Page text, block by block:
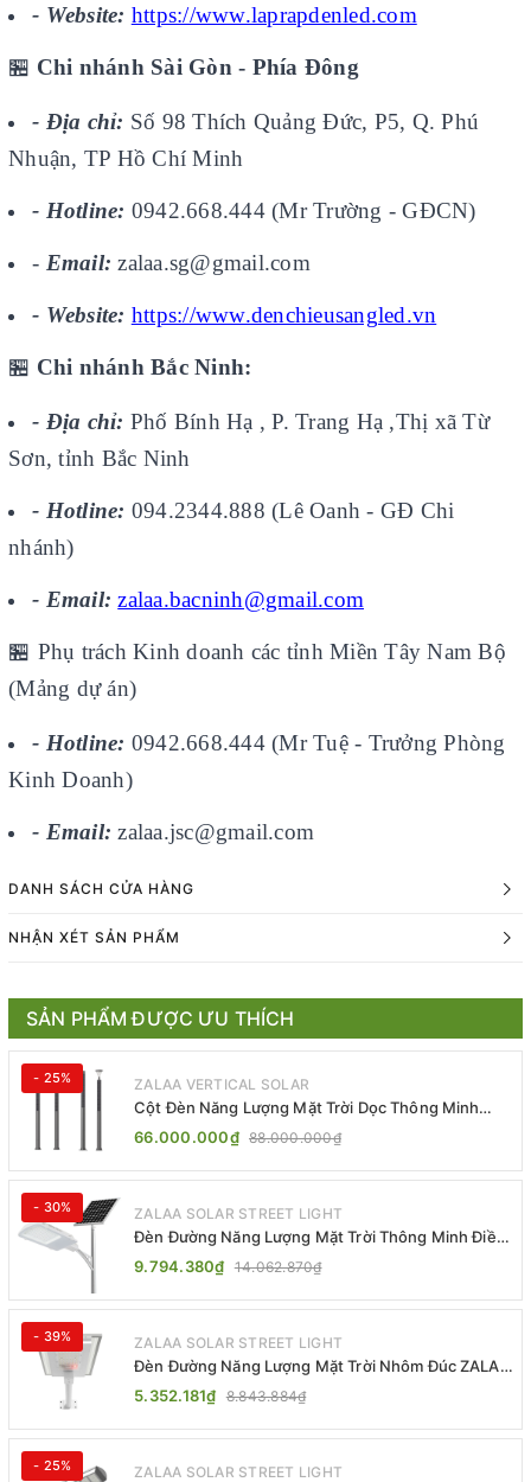
- Website: https://www.laprapdenled.com
🏪 Chi nhánh Sài Gòn - Phía Đông
- Địa chỉ: Số 98 Thích Quảng Đức, P5, Q. Phú
Nhuận, TP Hồ Chí Minh
- Hotline: 0942.668.444 (Mr Trường - GĐCN)
- Email: zalaa.sg@gmail.com
- Website: https://www.denchieusangled.vn
🏪 Chi nhánh Bắc Ninh:
- Địa chỉ: Phố Bính Hạ , P. Trang Hạ ,Thị xã Từ
Sơn, tỉnh Bắc Ninh
- Hotline: 094.2344.888 (Lê Oanh - GĐ Chi
nhánh)
- Email: zalaa.bacninh@gmail.com
🏪 Phụ trách Kinh doanh các tỉnh Miền Tây Nam Bộ
(Mảng dự án)
- Hotline: 0942.668.444 (Mr Tuệ - Trưởng Phòng
Kinh Doanh)
- Email: zalaa.jsc@gmail.com
DANH SÁCH CỬA HÀNG
NHẬN XÉT SẢN PHẨM
SẢN PHẨM ĐƯỢC ƯU THÍCH
- 25% ZALAA VERTICAL SOLAR
Cột Đèn Năng Lượng Mặt Trời Dọc Thông Minh
ZSR-YYDS-360 | ZALAA Jsc
66.000.000₫ 88.000.000₫
- 30% ZALAA SOLAR STREET LIGHT
Đèn Đường Năng Lượng Mặt Trời Thông Minh Điều
Khiển MPPT ZL-GMX01 ZALAA
9.794.380₫ 14.062.870₫
- 39% ZALAA SOLAR STREET LIGHT
Đèn Đường Năng Lượng Mặt Trời Nhôm Đúc ZALAA
ZL-BWH Cao Cấp IP65
5.352.181₫ 8.843.884₫
- 25% ZALAA SOLAR STREET LIGHT